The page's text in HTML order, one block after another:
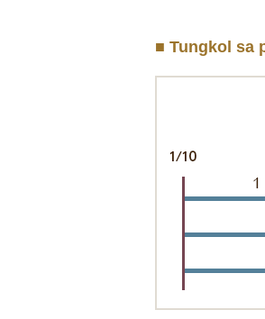
■ Tungkol sa